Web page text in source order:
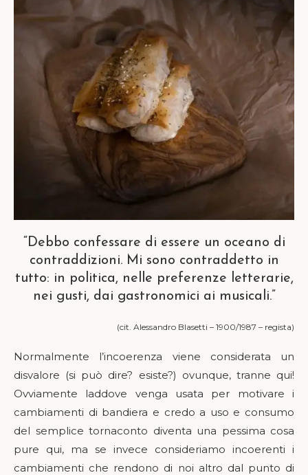
“Debbo confessare di essere un oceano di
contraddizioni. Mi sono contraddetto in
tutto: in politica, nelle preferenze letterarie,
nei gusti, dai gastronomici ai musicali.”
(cit. Alessandro Blasetti – 1900/1987 – regista)
Normalmente l’incoerenza viene considerata un
disvalore (si può dire? esiste?) ovunque, tranne qui!
Ovviamente laddove venga usata per motivare i
cambiamenti di bandiera e credo a uso e consumo
del semplice tornaconto diventa una pessima cosa
pure qui, ma se invece consideriamo incoerenti i
cambiamenti che rendono di noi altro dal punto di